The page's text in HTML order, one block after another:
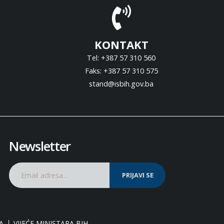
KONTAKT
Tel: +387 57 310 560
Faks: +387 57 310 575
stand@isbih.gov.ba
Newsletter
PRIJAVI SE